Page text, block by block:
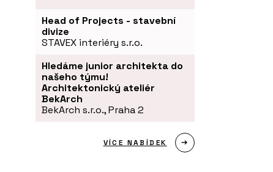
Head of Projects - stavební
divize
STAVEX interiéry s.r.o.
Hledáme junior architekta do
našeho týmu!
Architektonický ateliér
BekArch
BekArch s.r.o., Praha 2
VÍCE NABÍDEK